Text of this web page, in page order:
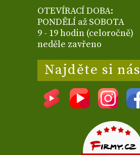
OTEVÍRACÍ DOBA:
PONDĚLÍ až SOBOTA
9 - 19 hodin (celoročně)
neděle zavřeno
Najděte si nás